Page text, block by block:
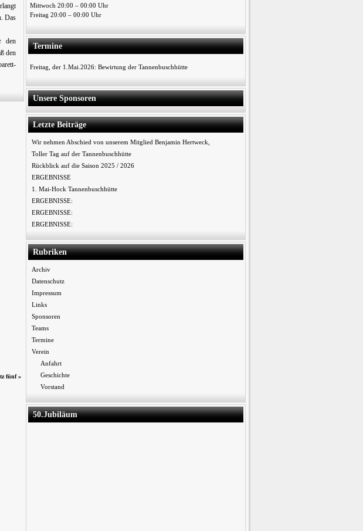
Das
den
den
fünf»
Mittwoch 20:00 – 00:00 Uhr
Freitag 20:00 – 00:00 Uhr
Termine
Freitag, der 1.Mai.2026: Bewirtung der Tannenbuschhütte
Unsere Sponsoren
Letzte Beiträge
Wir nehmen Abschied von unserem Mitglied Benjamin Hertweck,
Toller Tag auf der Tannenbuschhütte
Rückblick auf die Saison 2025 / 2026
ERGEBNISSE
1. Mai-Hock Tannenbuschhütte
ERGEBNISSE:
ERGEBNISSE:
ERGEBNISSE:
Rubriken
Archiv
Datenschutz
Impressum
Links
Sponsoren
Teams
Termine
Verein
Anfahrt
Geschichte
Vorstand
50.Jubiläum